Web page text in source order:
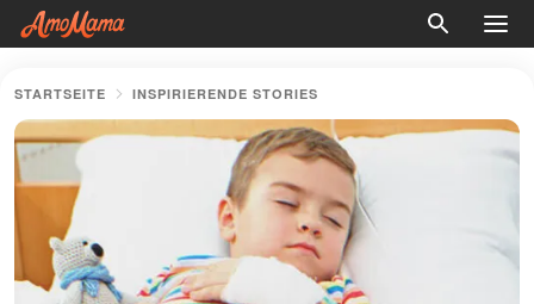
STARTSEITE INSPIRIERENDE STORIES